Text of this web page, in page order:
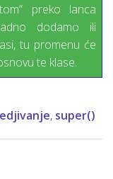
preko lanca
dodamo ili
tu promenu će
te klase.
, super()